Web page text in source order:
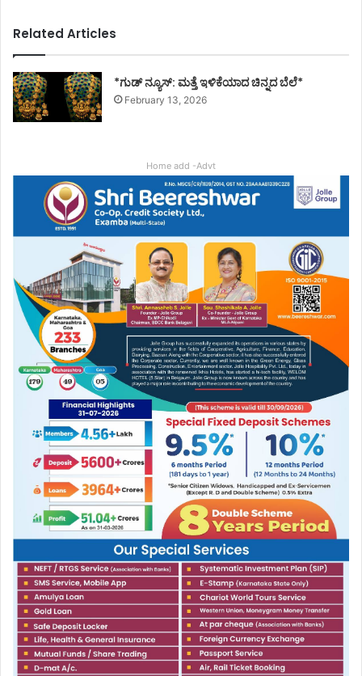
Related Articles
*ಗುಡ್ ನ್ಯೂಸ್: ಮತ್ತೆ ಇಳಿಕೆಯಾದ ಚಿನ್ನದ ಬೆಲೆ*
February 13, 2026
Home add -Advt